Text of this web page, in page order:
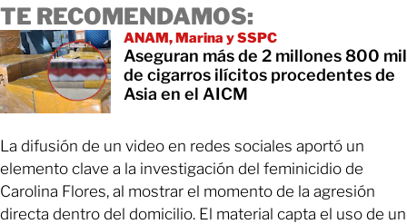
TE RECOMENDAMOS:
ANAM, Marina y SSPC
Aseguran más de 2 millones 800 mil
de cigarros ilícitos procedentes de
Asia en el AICM
La difusión de un video en redes sociales aportó un
elemento clave a la investigación del feminicidio de
Carolina Flores, al mostrar el momento de la agresión
directa dentro del domicilio. El material capta el uso de un